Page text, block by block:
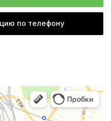
по телефону